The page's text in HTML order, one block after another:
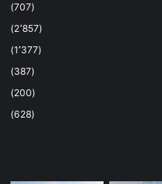
(707)
(2٬857)
(1٬377)
(387)
(200)
(628)